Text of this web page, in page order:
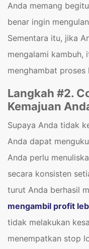
Anda memang
benar ingin
Sementara itu, jika
mengalami kambuh,
menghambat proses
Langkah #2.
Kemajuan
Supaya Anda tidak
Anda dapat
Anda perlu
secara konsisten
turut Anda berhasil
mengambil profit
tidak melakukan
menempatkan stop